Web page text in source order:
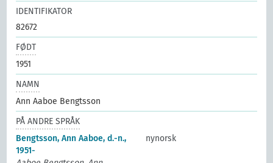
IDENTIFIKATOR
82672
FØDT
1951
NAMN
Ann Aaboe Bengtsson
PÅ ANDRE SPRÅK
Bengtsson, Ann Aaboe, d.-n.,
1951-
nynorsk